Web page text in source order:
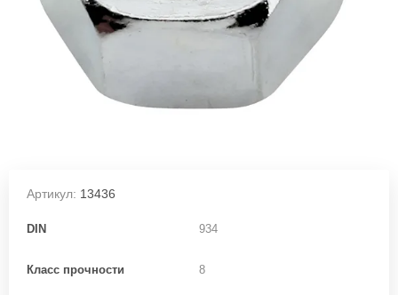
Артикул: 13436
DIN 934
Класс прочности 8